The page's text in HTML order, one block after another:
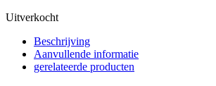
Uitverkocht
Beschrijving
Aanvullende informatie
gerelateerde producten